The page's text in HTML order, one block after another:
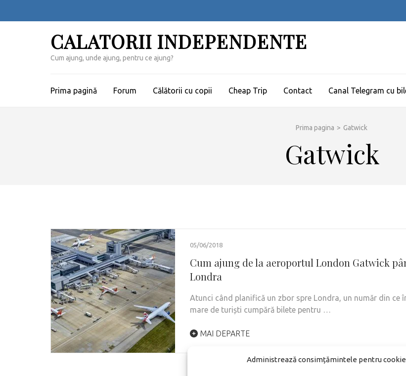
Administrează consimțămintele pentru
CALATORII INDEPENDENTE
Cum ajung, unde ajung, pentru ce ajung?
Prima pagină Forum Călătorii cu copii Cheap Trip Contact Canal Telegram cu
Prima pagina > Gatwick
Gatwick
05/06/2018
Cum ajung de la aeroportul London Gatwick
Londra
Atunci când planifică un zbor spre Londra, un număr din ce
mare de turiști cumpără bilete pentru …
MAI DEPARTE